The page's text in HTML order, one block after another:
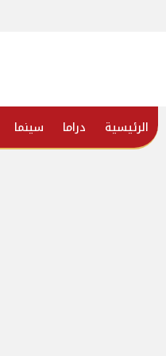
الرئيسية دراما سينما